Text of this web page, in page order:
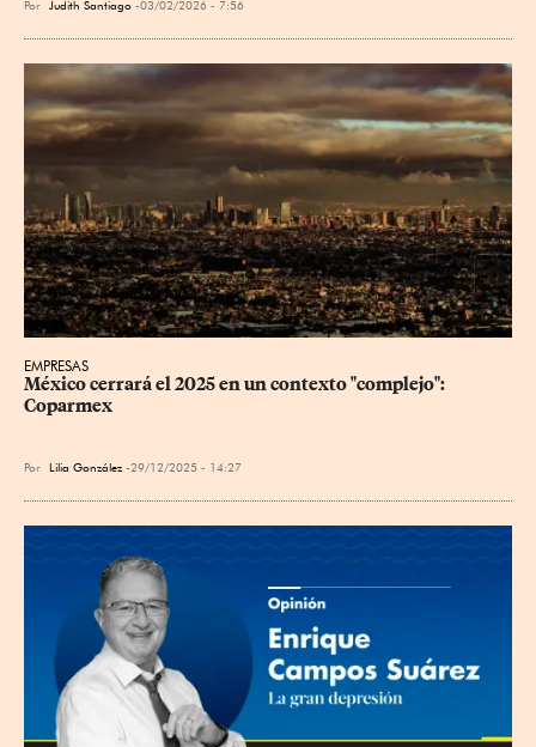
Por Judith Santiago 03/02/2026 - 7:56
EMPRESAS
México cerrará el 2025 en un contexto "complejo":
Coparmex
Por Lilia González 29/12/2025 - 14:27